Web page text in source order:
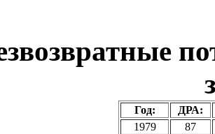
Год:
ДРА:
1979
87